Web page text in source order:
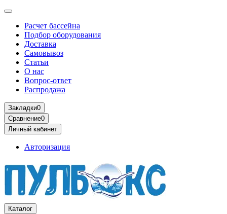
Расчет бассейна
Подбор оборудования
Доставка
Самовывоз
Статьи
О нас
Вопрос-ответ
Распродажа
Закладки0
Сравнение0
Личный кабинет
Авторизация
Каталог